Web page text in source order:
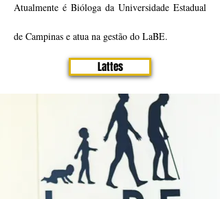
Atualmente é Bióloga da Universidade Estadual
de Campinas e atua na gestão do LaBE.
Lattes